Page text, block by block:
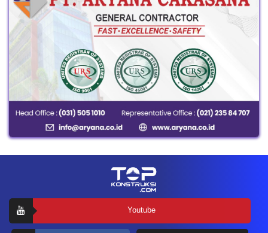
Youtube